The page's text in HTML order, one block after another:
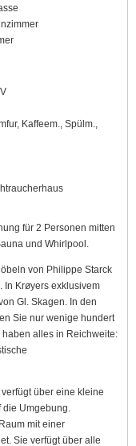
Kaffeem., Spülm.,
für 2 Personen mitten
und Whirlpool.
von Philippe Starck
In Krøyers exklusivem
Gl. Skagen. In den
Sie nur wenige hundert
haben alles in Reichweite:
über eine kleine
die Umgebung.
mit einer
Sie verfügt über alle